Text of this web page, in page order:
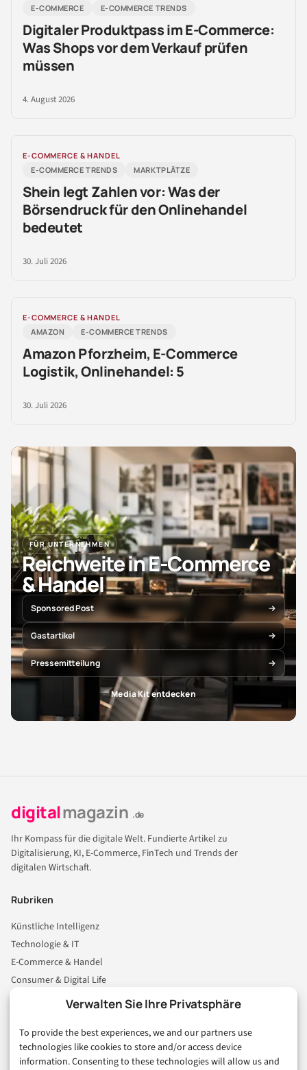
Verwalten Sie Ihre Privatsphäre
To provide the best experiences, we and our partners use
technologies like cookies to store and/or access device
information. Consenting to these technologies will allow us and
E-COMMERCE
E-COMMERCE TRENDS
Digitaler Produktpass im E-Commerce:
Was Shops vor dem Verkauf prüfen
müssen
4. August 2026
E-COMMERCE & HANDEL
E-COMMERCE TRENDS
MARKTPLÄTZE
Shein legt Zahlen vor: Was der
Börsendruck für den Onlinehandel
bedeutet
30. Juli 2026
E-COMMERCE & HANDEL
AMAZON
E-COMMERCE TRENDS
Amazon Pforzheim, E-Commerce
Logistik, Onlinehandel: 5
30. Juli 2026
FÜR UNTERNEHMEN
Reichweite in E-Commerce
& Handel
Sponsored Post
Gastartikel
Pressemitteilung
Media Kit entdecken
digitalmagazin .de
Ihr Kompass für die digitale Welt. Fundierte Artikel zu
Digitalisierung, KI, E-Commerce, FinTech und Trends der
digitalen Wirtschaft.
Rubriken
Künstliche Intelligenz
Technologie & IT
E-Commerce & Handel
Consumer & Digital Life
Business & Karriere
Sicherheit & Recht